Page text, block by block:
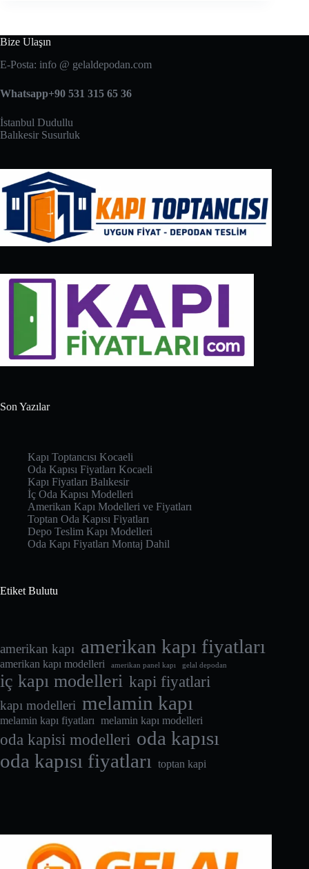
Bize Ulaşın
E-Posta: info @ gelaldepodan.com
Whatsapp+90 531 315 65 36
İstanbul Dudullu
Balıkesir Susurluk
Son Yazılar
Kapı Toptancısı Kocaeli
Oda Kapısı Fiyatları Kocaeli
Kapı Fiyatları Balıkesir
İç Oda Kapısı Modelleri
Amerikan Kapı Modelleri ve Fiyatları
Toptan Oda Kapısı Fiyatları
Depo Teslim Kapı Modelleri
Oda Kapı Fiyatları Montaj Dahil
Etiket Bulutu
amerikan kapı amerikan kapı fiyatları
amerikan kapı modelleri amerikan panel kapı gelal depodan
iç kapı modelleri kapi fiyatlari
kapı modelleri melamin kapı
melamin kapı fiyatları melamin kapı modelleri
oda kapisi modelleri oda kapısı
oda kapısı fiyatları
toptan kapi